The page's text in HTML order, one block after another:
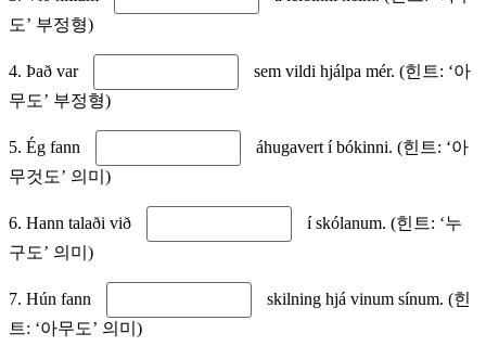
도’ 부정형)
4. Það var
sem vildi hjálpa mér. (힌트: ‘아
무도’ 부정형)
5. Ég fann
áhugavert í bókinni. (힌트: ‘아
무것도’ 의미)
6. Hann talaði við
í skólanum. (힌트: ‘누
구도’ 의미)
7. Hún fann
skilning hjá vinum sínum. (힌
트: ‘아무도’ 의미)